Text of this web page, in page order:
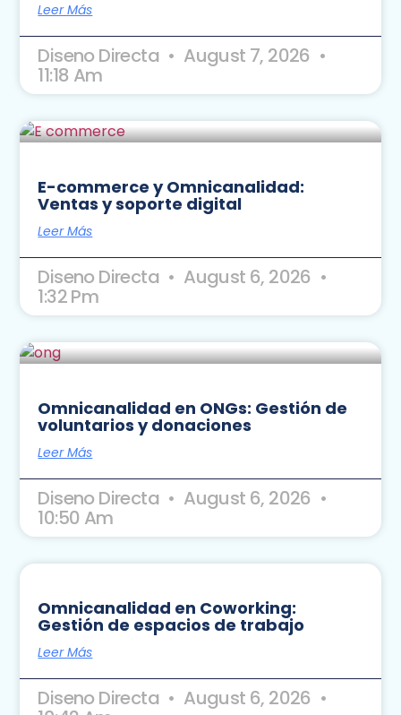
Leer Más
Diseno Directa August 7, 2026
11:18 Am
E-commerce y Omnicanalidad:
Ventas y soporte digital
Leer Más
Diseno Directa August 6, 2026
1:32 Pm
Omnicanalidad en ONGs: Gestión de
voluntarios y donaciones
Leer Más
Diseno Directa August 6, 2026
10:50 Am
Omnicanalidad en Coworking:
Gestión de espacios de trabajo
Leer Más
Diseno Directa August 6, 2026